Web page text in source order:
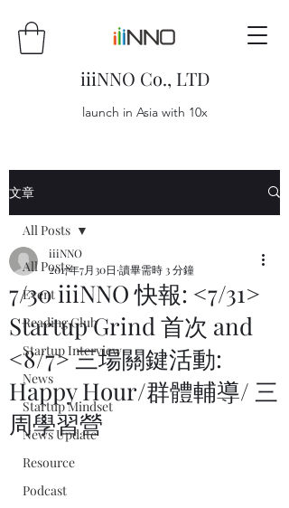
iiiNNO Co., LTD
launch in Asia with 10x
文章
All Posts
Event
Reading Club
Startup Interview
News
Startup Mindset
News Update
Resource
Podcast
All Posts
7/30 iiiNNO 快報: <7/31>
Startup Grind 首次 and
<8/7> 三場關鍵活動:
Happy Hour/群體輔導/ 三
周學習營
iiiNNO
2017年7月30日 讀畢需時 3 分鐘